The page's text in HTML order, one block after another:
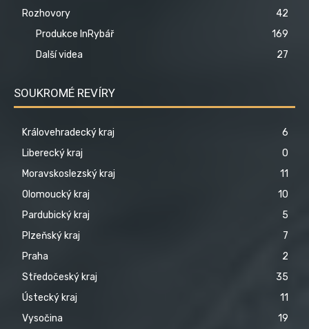
Rozhovory
42
Produkce InRybář
169
Další videa
27
SOUKROMÉ REVÍRY
Královehradecký kraj
6
Liberecký kraj
0
Moravskoslezský kraj
11
Olomoucký kraj
10
Pardubický kraj
5
Plzeňský kraj
7
Praha
2
Středočeský kraj
35
Ústecký kraj
11
Vysočina
19